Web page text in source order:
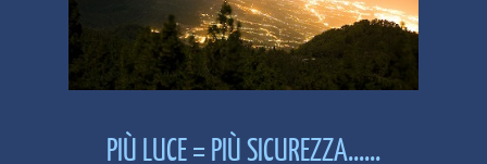
PIÙ LUCE = PIÙ SICUREZZA......